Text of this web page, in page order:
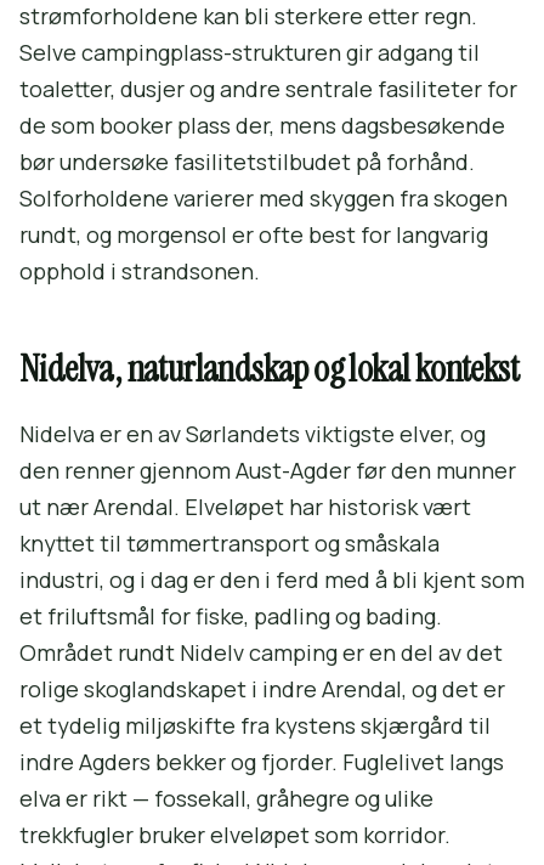
strømforholdene kan bli sterkere etter regn.
Selve campingplass-strukturen gir adgang til
toaletter, dusjer og andre sentrale fasiliteter for
de som booker plass der, mens dagsbesøkende
bør undersøke fasilitetstilbudet på forhånd.
Solforholdene varierer med skyggen fra skogen
rundt, og morgensol er ofte best for langvarig
opphold i strandsonen.
Nidelva, naturlandskap og lokal kontekst
Nidelva er en av Sørlandets viktigste elver, og
den renner gjennom Aust-Agder før den munner
ut nær Arendal. Elveløpet har historisk vært
knyttet til tømmertransport og småskala
industri, og i dag er den i ferd med å bli kjent som
et friluftsmål for fiske, padling og bading.
Området rundt Nidelv camping er en del av det
rolige skoglandskapet i indre Arendal, og det er
et tydelig miljøskifte fra kystens skjærgård til
indre Agders bekker og fjorder. Fuglelivet langs
elva er rikt — fossekall, gråhegre og ulike
trekkfugler bruker elveløpet som korridor.